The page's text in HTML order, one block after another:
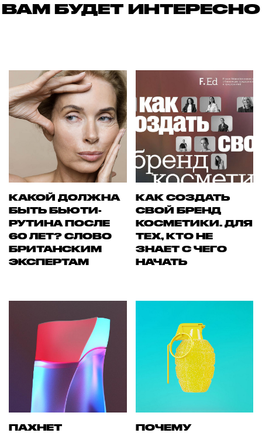
ВАМ БУДЕТ ИНТЕРЕСНО
КАКОЙ ДОЛЖНА
БЫТЬ БЬЮТИ-
РУТИНА ПОСЛЕ
60 ЛЕТ? СЛОВО
БРИТАНСКИМ
ЭКСПЕРТАМ
КАК СОЗДАТЬ
СВОЙ БРЕНД
КОСМЕТИКИ. ДЛЯ
ТЕХ, КТО НЕ
ЗНАЕТ С ЧЕГО
НАЧАТЬ
ПАХНЕТ
ПОЧЕМУ